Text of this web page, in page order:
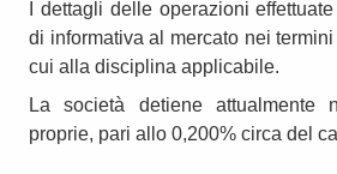
I dettagli delle operazioni
di informativa al mercato nei
cui alla disciplina applicabile.
La società detiene attualmente
proprie, pari allo 0,200% circa del